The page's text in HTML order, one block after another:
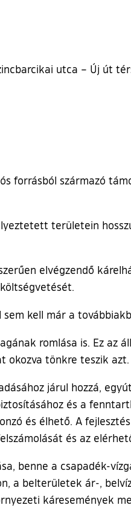
utca – Új út
forrásból származó
területein
elvégzendő
kell már a
romlása is. Ez az
okozva tönkre teszik azt.
járul hozzá,
és a
és élhető. A
és az
benne a csapadék-
a belterületek ár-,
káresemények